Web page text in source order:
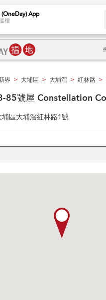
(OneDay) App
樓
界 > 大埔區 > 大埔滘 > 紅林路 >
85號屋 Constellation
埔區大埔滘紅林路1號